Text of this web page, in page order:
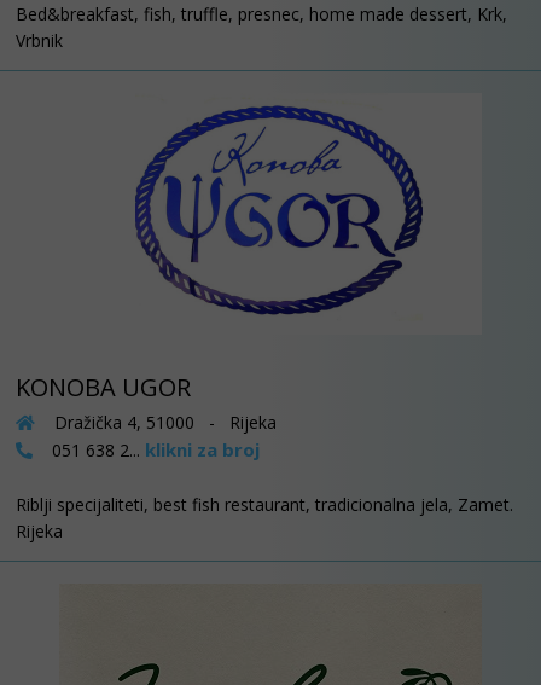
Bed&breakfast, fish, truffle, presnec, home made dessert, Krk,
Vrbnik
KONOBA UGOR
Dražička 4, 51000 - Rijeka
051 638 2... klikni za broj
Riblji specijaliteti, best fish restaurant, tradicionalna jela, Zamet.
Rijeka